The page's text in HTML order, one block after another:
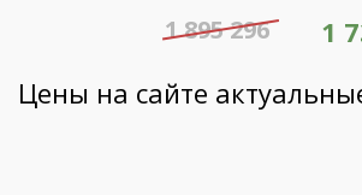
1
1 895 296
Цены на сайте